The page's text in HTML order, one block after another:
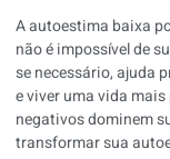
A autoestima baixa
não é impossível de
se necessário, ajuda
e viver uma vida
negativos dominem
transformar sua